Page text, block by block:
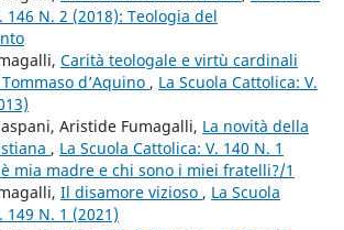
146 N. 2 (2018): Teologia del
Carità teologale e virtù cardinali
d’Aquino , La Scuola Cattolica: V.
Aristide Fumagalli, La novità della
, La Scuola Cattolica: V. 140 N. 1
mia madre e chi sono i miei fratelli?/1
Il disamore vizioso , La Scuola
149 N. 1 (2021)